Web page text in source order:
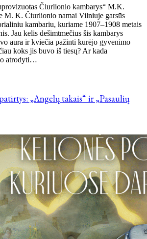
Čiurlionio kambarys“ M.K.
M. K. Čiurlionio namai Vilniuje garsūs
kambariu, kuriame 1907–1908 metais
Jau kelis dešimtmečius šis kambarys
aura ir kviečia pažinti kūrėjo gyvenimo
koks jis buvo iš tiesų? Ar kada
atrodyti…
„Angelų takais“ ir „Pasaulių